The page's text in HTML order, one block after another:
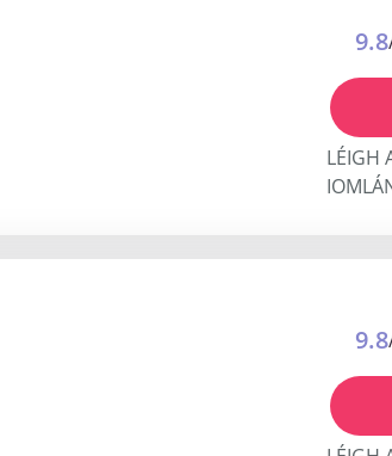
9.8
LÉIGH
9.8